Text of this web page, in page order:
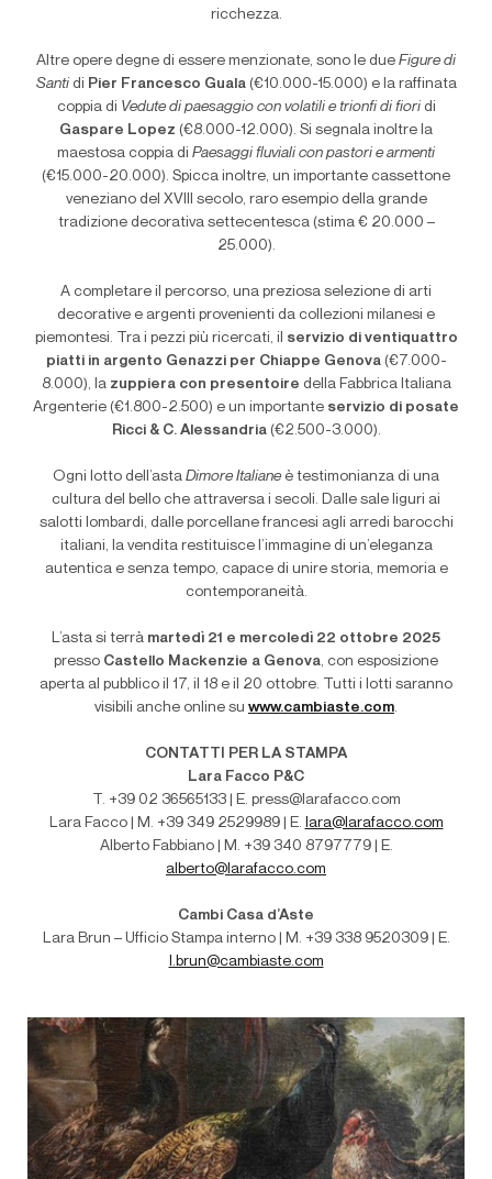
ricchezza.
Altre opere degne di essere menzionate, sono le due Figure di
Santidi Pier Francesco Guala(€10.000-15.000) e la raffinata
coppia di Vedute di paesaggio con volatili e trionfi di fioridi
Gaspare Lopez (€8.000-12.000). Si segnala inoltre la
maestosa coppia di Paesaggi fluviali con pastori e armenti
(€15.000-20.000). Spicca inoltre, un importante cassettone
veneziano del XVIII secolo, raro esempio della grande
tradizione decorativa settecentesca (stima € 20.000 –
25.000).
A completare il percorso, una preziosa selezione di arti
decorative e argenti provenienti da collezioni milanesi e
piemontesi. Tra i pezzi più ricercati, il servizio di ventiquattro
piatti in argento Genazzi per Chiappe Genova(€7.000-
8.000), la zuppiera con presentoire della Fabbrica Italiana
Argenterie (€1.800-2.500) e un importante servizio di posate
Ricci & C. Alessandria(€2.500-3.000).
Ogni lotto dell’asta Dimore Italianeè testimonianza di una
cultura del bello che attraversa i secoli. Dalle sale liguri ai
salotti lombardi, dalle porcellane francesi agli arredi barocchi
italiani, la vendita restituisce l’immagine di un’eleganza
autentica e senza tempo, capace di unire storia, memoria e
contemporaneità.
L’asta si terrà martedì 21 e mercoledì 22 ottobre 2025
presso Castello Mackenzie a Genova, con esposizione
aperta al pubblico il 17, il 18 e il 20 ottobre. Tutti i lotti saranno
visibili anche online su www.cambiaste.com.
CONTATTI PER LA STAMPA
Lara Facco P&C
T. +39 02 36565133 | E. press@larafacco.com
Lara Facco | M. +39 349 2529989 | E. lara@larafacco.com
Alberto Fabbiano | M. +39 340 8797779 | E.
alberto@larafacco.com
Cambi Casa d’Aste
Lara Brun – Ufficio Stampa interno | M . +39 338 9520309 | E.
l.brun@cambiaste.com